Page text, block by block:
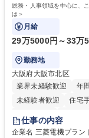
総務・人事領域を中心に、
は＞
月給
29万5000円～33万
勤務地
大阪府大阪市北区
業界未経験歓迎
年
未経験者歓迎
住宅
退職金あり
駅近5分以内
土日
仕事の内容
企業名 三菱電機プラントエンジ